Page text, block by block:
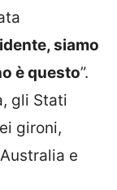
siamo
è questo”.
gli Stati
gironi,
e